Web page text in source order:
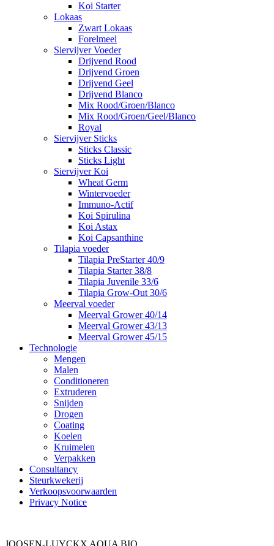
Koi Starter
Lokaas
Zwart Lokaas
Forelmeel
Siervijver Voeder
Drijvend Rood
Drijvend Groen
Drijvend Geel
Drijvend Blanco
Mix Rood/Groen/Blanco
Mix Rood/Groen/Geel/Blanco
Royal
Siervijver Sticks
Sticks Classic
Sticks Light
Siervijver Koi
Wheat Germ
Wintervoeder
Immuno-Actif
Koi Spirulina
Koi Astax
Koi Capsanthine
Tilapia voeder
Tilapia PreStarter 40/9
Tilapia Starter 38/8
Tilapia Juvenile 33/6
Tilapia Grow-Out 30/6
Meerval voeder
Meerval Grower 40/14
Meerval Grower 43/13
Meerval Grower 45/15
Technologie
Mengen
Malen
Conditioneren
Extruderen
Snijden
Drogen
Coating
Koelen
Kruimelen
Verpakken
Consultancy
Steurkwekerij
Verkoopsvoorwaarden
Privacy Notice